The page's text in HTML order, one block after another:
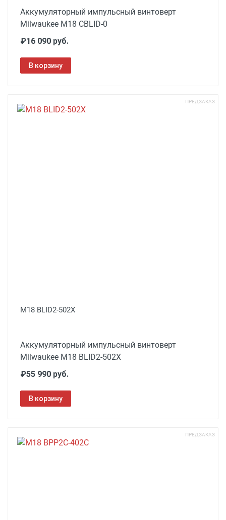
Аккумуляторный импульсный винтоверт
Milwaukee M18 CBLID-0
₽16 090 руб.
В корзину
ПРЕДЗАКАЗ
M18 BLID2-502X
Аккумуляторный импульсный винтоверт
Milwaukee M18 BLID2-502X
₽55 990 руб.
В корзину
ПРЕДЗАКАЗ